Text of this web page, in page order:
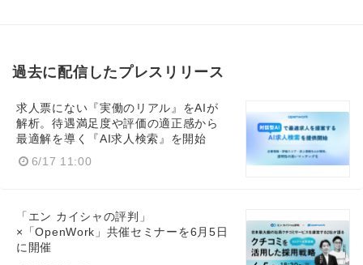
過去に配信したプレスリリース
求人票にない『実働のリアル』をAIが
解析。待遇満足度や評価の適正感から
最適解を導く『AI求人検索』を開始
6/17 11:00
「エン カイシャの評判」
×「OpenWork」共催セミナーを6月5日
に開催